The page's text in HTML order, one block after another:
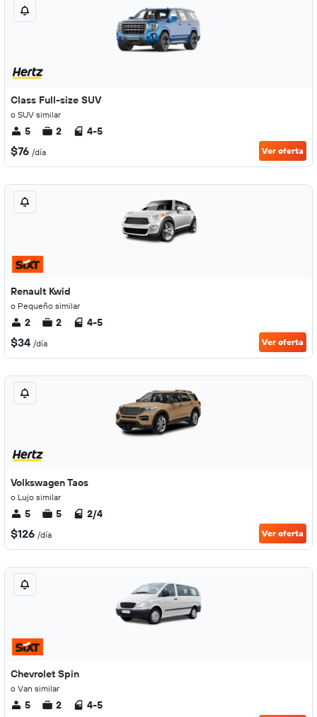
Class Full-size SUV
o SUV similar
5 2 4-5
$76 /día Ver oferta
Renault Kwid
o Pequeño similar
2 2 4-5
$34 /día Ver oferta
Volkswagen Taos
o Lujo similar
5 5 2/4
$126 /día Ver oferta
Chevrolet Spin
o Van similar
5 2 4-5